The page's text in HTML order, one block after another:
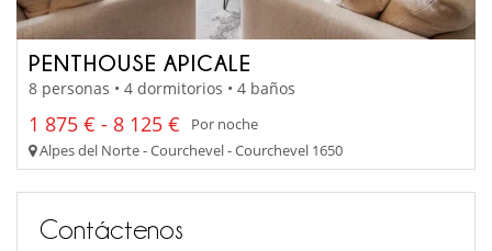
PENTHOUSE APICALE
8 personas • 4 dormitorios • 4 baños
1 875 € - 8 125 €
Por noche
Alpes del Norte - Courchevel - Courchevel 1650
Contáctenos